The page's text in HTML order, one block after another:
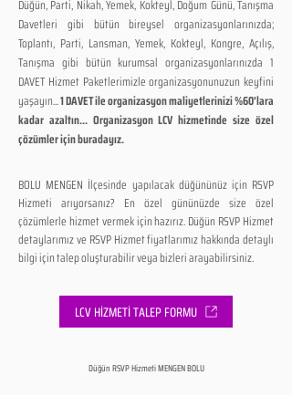
Düğün, Parti, Nikah, Yemek, Kokteyl, Doğum Günü, Tanışma
Davetleri gibi bütün bireysel organizasyonlarınızda;
Toplantı, Parti, Lansman, Yemek, Kokteyl, Kongre, Açılış,
Tanışma gibi bütün kurumsal organizasyonlarınızda 1
DAVET Hizmet Paketlerimizle organizasyonunuzun keyfini
yaşayın...1 DAVET ile organizasyon maliyetlerinizi %60'lara
kadar azaltın... Organizasyon LCV hizmetinde size özel
çözümler için buradayız.
BOLU MENGEN İlçesinde yapılacak düğününüz için RSVP
Hizmeti arıyorsanız? En özel gününüzde size özel
çözümlerle hizmet vermek için hazırız. Düğün RSVP Hizmet
detaylarımız ve RSVP Hizmet fiyatlarımız hakkında detaylı
bilgi için talep oluşturabilir veya bizleri arayabilirsiniz.
LCV HİZMETİ TALEP FORMU
Düğün RSVP Hizmeti MENGEN BOLU